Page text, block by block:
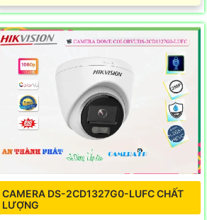
CAMERA DS-2CD1327G0-LUFC CHẤT
LƯỢNG